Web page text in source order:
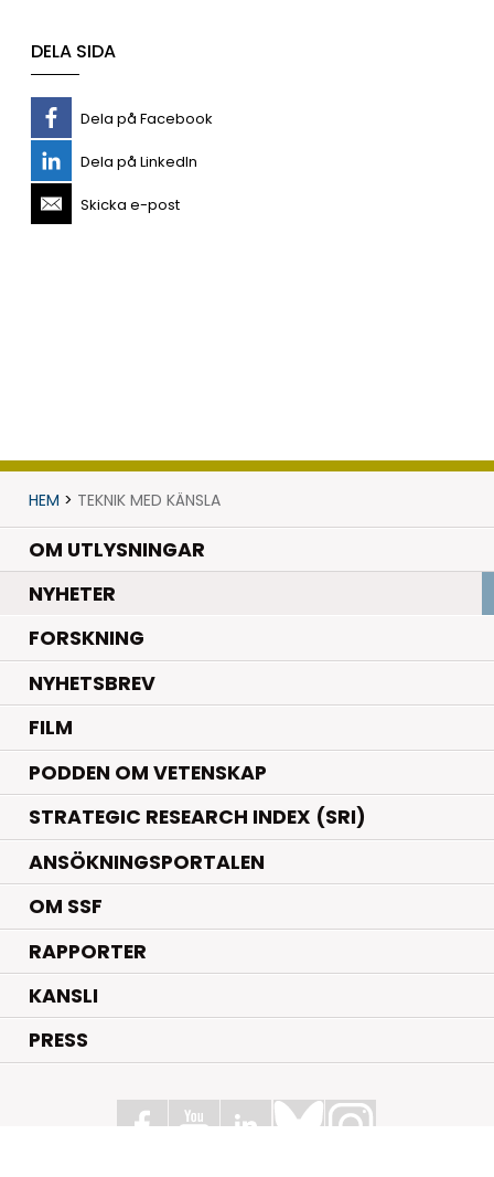
DELA SIDA
Dela på Facebook
Dela på LinkedIn
Skicka e-post
HEM > TEKNIK MED KÄNSLA
OM UTLYSNINGAR
NYHETER.
FORSKNING.
NYHETSBREV
FILM
PODDEN OM VETENSKAP
STRATEGIC RESEARCH INDEX (SRI)
ANSÖKNINGSPORTALEN
OM SSF
RAPPORTER
KANSLI
PRESS